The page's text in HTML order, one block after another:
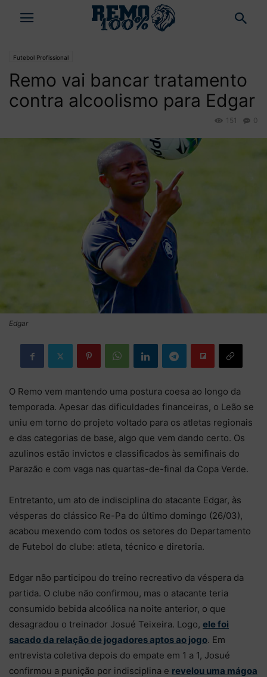
Futebol Profissional
Remo vai bancar tratamento
contra alcoolismo para Edgar
0
151
Edgar
O Remo vem mantendo uma postura coesa ao longo da
temporada. Apesar das dificuldades financeiras, o Leão se
uniu em torno do projeto voltado para os atletas regionais
e das categorias de base, algo que vem dando certo. Os
azulinos estão invictos e classificados às semifinais do
Parazão e com vaga nas quartas-de-final da Copa Verde.
Entretanto, um ato de indisciplina do atacante Edgar, às
vésperas do clássico Re-Pa do último domingo (26/03),
acabou mexendo com todos os setores do Departamento
de Futebol do clube: atleta, técnico e diretoria.
Edgar não participou do treino recreativo da véspera da
partida. O clube não confirmou, mas o atacante teria
consumido bebida alcoólica na noite anterior, o que
desagradou o treinador Josué Teixeira. Logo, ele foi
sacado da relação de jogadores aptos ao jogo. Em
entrevista coletiva depois do empate em 1 a 1, Josué
confirmou a punição por indisciplina e revelou uma mágoa